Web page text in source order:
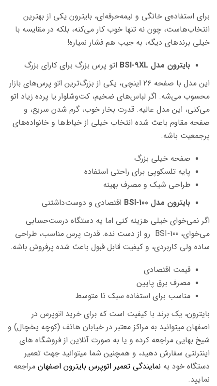
برای استفاده‌ی خانگی و نیمه‌حرفه‌ای، بایترون یکی از بهترین
انتخاب‌هاست، چون نه تنها خوب کار می‌کنه، بلکه در مقایسه با
خیلی برندهای دیگه، به جیب هم فشار نمیاره!
بایترون مدل BSI-9XL
اتو پرس بزرگ برای کارای بزرگ
این مدل با صفحه ۲۶ اینچی، یکی از بزرگ‌ترین اتو پرس‌های بازار
محسوب می‌شه. اگر لباس‌های ضخیم، کت‌وشلوار یا پرده زیاد اتو
می‌کنی، این مدل عالیه. قدرت بخار خوب، گرم شدن سریع، و
صفحه مقاوم باعث شده انتخاب خیلی از خیاط‌ها و خانواده‌های
پرجمعیت باشه.
صفحه خیلی بزرگ
پایه تلسکوپی برای راحتی استفاده
طراحی شیک و مصرف بهینه
بایترون مدل BSI-100
اقتصادی و دوست‌داشتنی
اگر نمی‌خوای خیلی هزینه کنی اما یه دستگاه درست‌حسابی
می‌خوای، BSI-100 رو از دست نده. قدرت پرس مناسب، طراحی
ساده ولی کاربردی، و کیفیت قابل قبول باعث شده پرفروش باشه.
قیمت اقتصادی
مصرف برق پایین
مناسب برای استفاده سبک تا متوسط
بایترون، یک برند با کیفیت است که برای خرید اتوپرس در
اصفهان میتوانید به مراکز معتبر در خیابان هاتف (کوچه یخچال) و
شیخ بهایی مراجعه کرده و یا به صورت آنلاین از فروشگاه های
اینترنتی سفارش دهید، و همچنین شما میتوانید جهت تعمیر
دستگاه خود به نمایندگی تعمیر اتوپرس بایترون اصفهان مراجعه
نمایید.